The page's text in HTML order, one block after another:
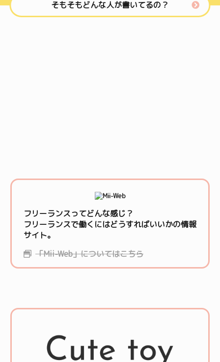
そもそもどんな人が書いてるの？
フリーランスってどんな感じ？
フリーランスで働くにはどうすればいいかの情報
サイト。
「Mii-Web」についてはこちら